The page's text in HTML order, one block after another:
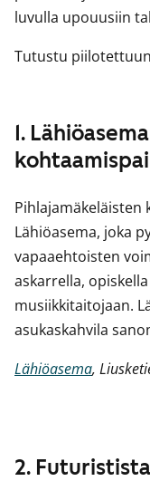
luvulla upouusiin
Tutustu
1.
Pihlajamäkeläisten
Lähiöasema, joka
vapaaehtoisten
askarrella,
musiikkitaitojaan.
asukaskahvila
Lähiöasema,
2.